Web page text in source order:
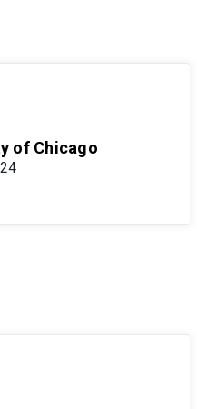
of Chicago